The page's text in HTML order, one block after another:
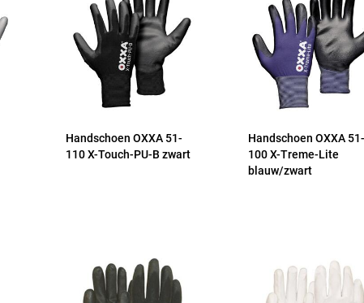
Handschoen OXXA 51-
110 X-Touch-PU-B zwart
Handschoen OXXA 51-
100 X-Treme-Lite
blauw/zwart